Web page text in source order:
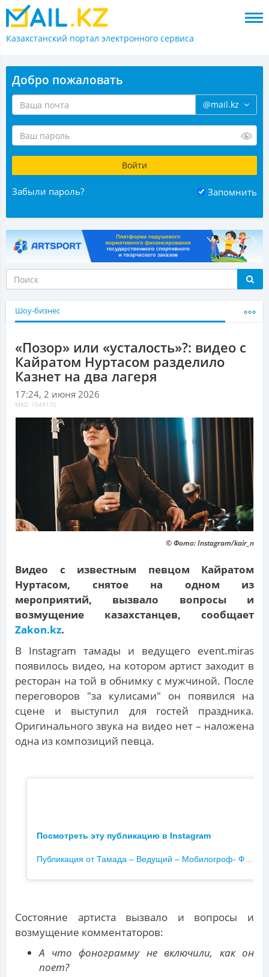
Казахстанский портал электронного сервиса
Добро пожаловать
@mail.kz
Забыли пароль? Запомнить
Шоу-бизнес
«Позор» или «усталость»?: видео с
Кайратом Нуртасом разделило
Казнет на два лагеря
17:24, 2 июня 2026
MKZ: 1549170
© Фото: Instagram/kair_n
Видео с известным певцом Кайратом
Нуртасом, снятое на одном из
мероприятий, вызвало вопросы и
возмущение казахстанцев, сообщает
Zakon.kz.
В Instagram тамады и ведущего event.miras
появилось видео, на котором артист заходит в
ресторан на той в обнимку с мужчиной. После
переговоров "за кулисами" он появился на
сцене и выступил для гостей праздника.
Оригинального звука на видео нет – наложена
одна из композиций певца.
Посмотреть эту публикацию в Instagram
П
убликация от Тамада – Ведущий – Мобилогроф- Фото видео (@event.miras)
Состояние артиста вызвало и вопросы и
возмущение комментаторов:
А что фонограмму не включили, как он
поет?